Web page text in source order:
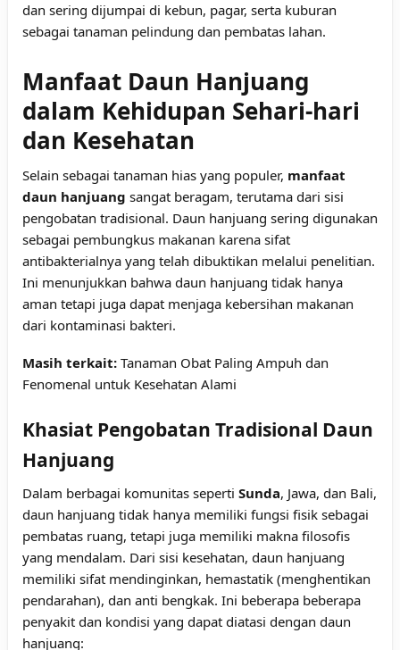
dan sering dijumpai di kebun, pagar, serta kuburan
sebagai tanaman pelindung dan pembatas lahan.
Manfaat Daun Hanjuang
dalam Kehidupan Sehari-hari
dan Kesehatan
Selain sebagai tanaman hias yang populer, manfaat
daun hanjuang sangat beragam, terutama dari sisi
pengobatan tradisional. Daun hanjuang sering digunakan
sebagai pembungkus makanan karena sifat
antibakterialnya yang telah dibuktikan melalui penelitian.
Ini menunjukkan bahwa daun hanjuang tidak hanya
aman tetapi juga dapat menjaga kebersihan makanan
dari kontaminasi bakteri.
Masih terkait: Tanaman Obat Paling Ampuh dan
Fenomenal untuk Kesehatan Alami
Khasiat Pengobatan Tradisional Daun
Hanjuang
Dalam berbagai komunitas seperti Sunda, Jawa, dan Bali,
daun hanjuang tidak hanya memiliki fungsi fisik sebagai
pembatas ruang, tetapi juga memiliki makna filosofis
yang mendalam. Dari sisi kesehatan, daun hanjuang
memiliki sifat mendinginkan, hemastatik (menghentikan
pendarahan), dan anti bengkak. Ini beberapa beberapa
penyakit dan kondisi yang dapat diatasi dengan daun
hanjuang: